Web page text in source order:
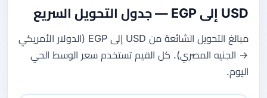
USD إلى EGP — جدول التحويل السريع
مبالغ التحويل الشائعة من USD إلى EGP (الدولار الأمريكي
→ الجنيه المصري). كل القيم تستخدم سعر الوسط الحي
اليوم.